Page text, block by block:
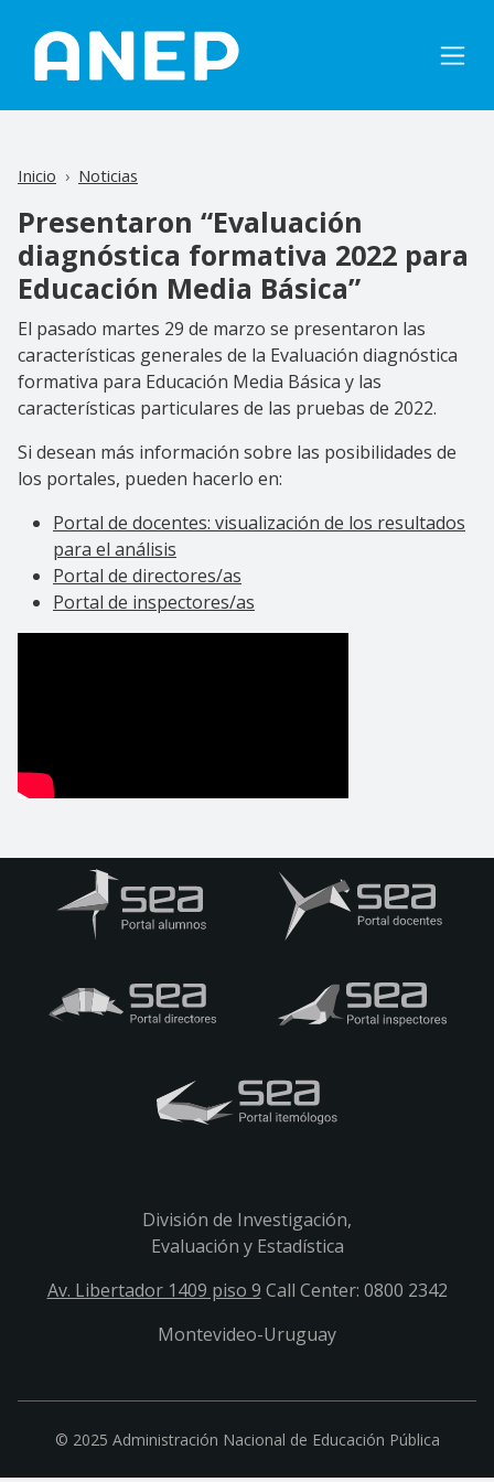
Inicio Noticias
Presentaron “Evaluación
diagnóstica formativa 2022 para
Educación Media Básica”
El pasado martes 29 de marzo se presentaron las
características generales de la Evaluación diagnóstica
formativa para Educación Media Básica y las
características particulares de las pruebas de 2022.
Si desean más información sobre las posibilidades de
los portales, pueden hacerlo en:
Portal de docentes: visualización de los resultados
para el análisis
Portal de directores/as
Portal de inspectores/as
División de Investigación,
Evaluación y Estadística
Av. Libertador 1409 piso 9 Call Center: 0800 2342
Montevideo-Uruguay
© 2025 Administración Nacional de Educación Pública